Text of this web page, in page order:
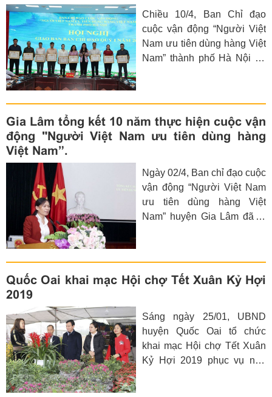
Chiều 10/4, Ban Chỉ đạo
cuộc vận động “Người Việt
Nam ưu tiên dùng hàng Việt
Nam” thành phố Hà Nội đã
I năm 2019.
Gia Lâm tổng kết 10 năm thực hiện cuộc vận
động "Người Việt Nam ưu tiên dùng hàng
Việt Nam”.
Ngày 02/4, Ban chỉ đạo cuộc
vận động “Người Việt Nam
ưu tiên dùng hàng Việt
Nam” huyện Gia Lâm đã tổ
động “Người Việt Nam ưu
tiên dùng hàng Việt Nam”
Quốc Oai khai mạc Hội chợ Tết Xuân Kỷ Hợi
2019
Sáng ngày 25/01, UBND
huyện Quốc Oai tổ chức
khai mạc Hội chợ Tết Xuân
Kỷ Hợi 2019 phục vụ nhu